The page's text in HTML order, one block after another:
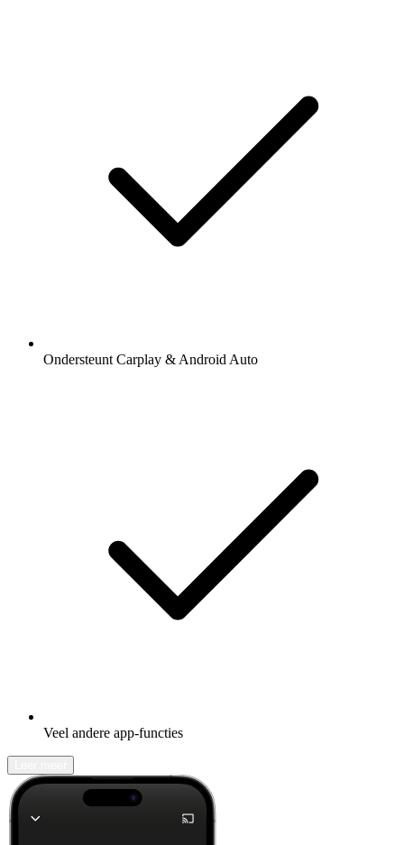
Ondersteunt Carplay & Android Auto
Veel andere app-functies